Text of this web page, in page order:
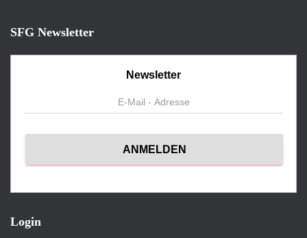
SFG Newsletter
Newsletter
Login